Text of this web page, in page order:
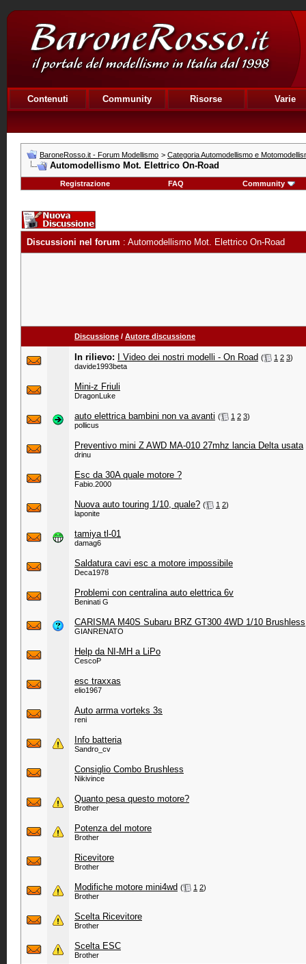
Contenuti Community Risorse Varie
BaroneRosso.it - Forum Modellismo > Categoria Automodellismo e
Automodellismo Mot. Elettrico On-Road
Registrazione FAQ Community
Discussioni nel forum : Automodellismo Mot. Elettrico On-Road
Discussione / Autore discussione
In rilievo: I Video dei nostri modelli - On Road ( 1 2 3)
davide1993beta
Mini-z Friuli
DragonLuke
auto elettrica bambini non va avanti ( 1 2 3)
pollicus
Preventivo mini Z AWD MA-010 27mhz lancia Delta usata
drinu
Esc da 30A quale motore ?
Fabio.2000
Nuova auto touring 1/10, quale? ( 1 2)
laponite
tamiya tl-01
damag6
Saldatura cavi esc a motore impossibile
Deca1978
Problemi con centralina auto elettrica 6v
Beninati G
CARISMA M40S Subaru BRZ GT300 4WD 1/10 Brushless
GIANRENATO
Help da NI-MH a LiPo
CescoP
esc traxxas
elio1967
Auto arrma vorteks 3s
reni
Info batteria
Sandro_cv
Consiglio Combo Brushless
Nikivince
Quanto pesa questo motore?
Brother
Potenza del motore
Brother
Ricevitore
Brother
Modifiche motore mini4wd ( 1 2)
Brother
Scelta Ricevitore
Brother
Scelta ESC
Brother